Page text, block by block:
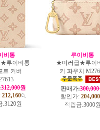
비통
루이비통
트 커버
312,000원
212,160
:3120원
루이비통
★미러급★루이
키 파우치
판매가:
할인가: 204,000
적립금:3000